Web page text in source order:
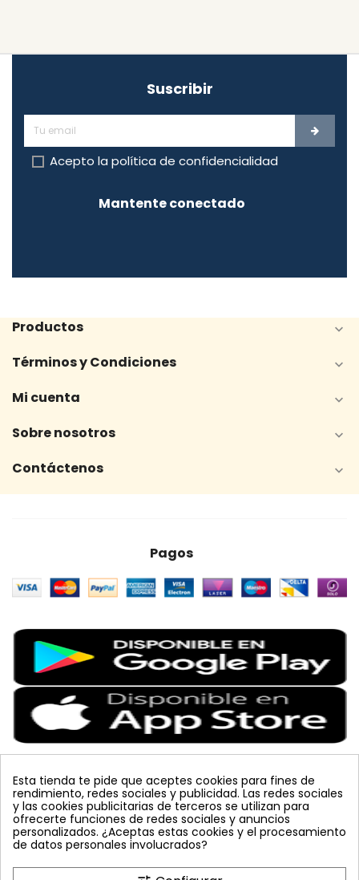
Suscribir
Acepto la política de confidencialidad
Mantente conectado
Productos 
Términos y Condiciones 
Mi cuenta 
Sobre nosotros 
Contáctenos 
Pagos
Etiquetas Populares
colmena vacuna arbol planta
placa
bombus terrestris
mosquero feromona
mariquita
amarillo sin carnet
inyecciones tronco
Esta tienda te pide que aceptes cookies para fines de
rendimiento, redes sociales y publicidad. Las redes sociales
y las cookies publicitarias de terceros se utilizan para
ofrecerte funciones de redes sociales y anuncios
personalizados. ¿Aceptas estas cookies y el procesamiento
de datos personales involucrados?